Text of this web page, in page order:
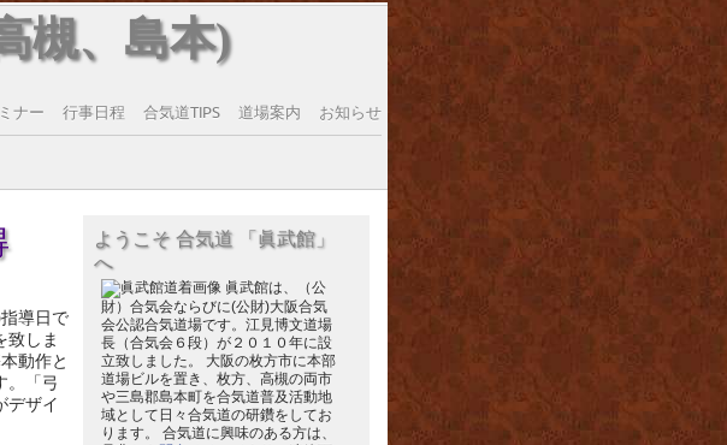
槻、島本)
ナー 行事日程 合気道TIPS 道場案内 お知らせ
導日で
致しま
動作と
。「弓
デザイ
ようこそ 合気道 「眞武館」
へ
眞武館は、（公
財）合気会ならびに(公財)大阪合気
会公認合気道場です。江見博文道場
長（合気会６段）が２０１０年に設
立致しました。 大阪の枚方市に本部
道場ビルを置き、枚方、高槻の両市
や三島郡島本町を合気道普及活動地
域として日々合気道の研鑽をしてお
ります。 合気道に興味のある方は、